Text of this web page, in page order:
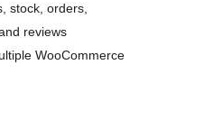
stock, orders,
reviews
WooCommerce